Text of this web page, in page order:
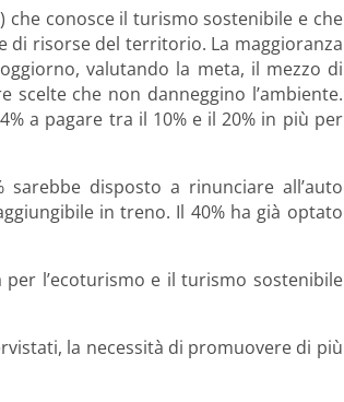
conosce il turismo sostenibile e che
di risorse del territorio. La maggioranza
valutando la meta, il mezzo di
che non danneggino l’ambiente.
a pagare tra il 10% e il 20% in più per
disposto a rinunciare all’auto
in treno. Il 40% ha già optato
l’ecoturismo e il turismo sostenibile
la necessità di promuovere di più